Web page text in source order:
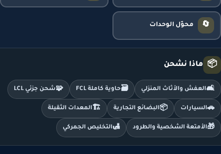
🔄 محوّل الوحدات
📦 ماذا نشحن
🛋️العفش والأثاث المنزلي 🗃️حاوية كاملة FCL 🧩شحن جزئي LCL
🚗السيارات 📦البضائع التجارية 🏗️المعدات الثقيلة
🎁الأمتعة الشخصية والطرود 🛃التخليص الجمركي